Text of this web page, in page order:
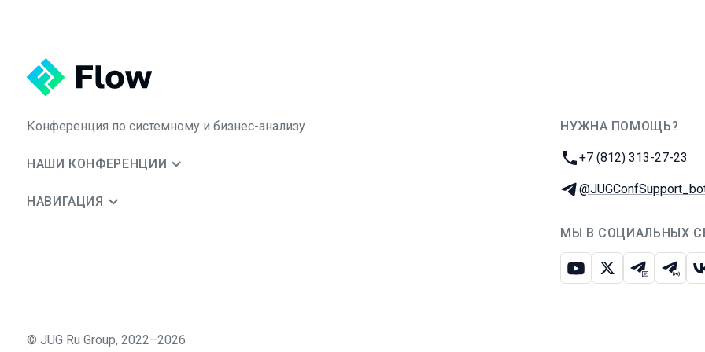
Конференция по системному и бизнес-анализу
НАШИ КОНФЕРЕНЦИИ
НАВИГАЦИЯ
НУЖНА ПОМОЩЬ?
Телефон:
+7 (812) 313-27-23
Телеграм:
МЫ В СОЦИАЛЬНЫХ
ЮтубИкс Телеграм-
© JUG Ru Group, 2022–2026